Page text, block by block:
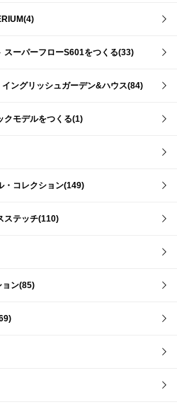
スーパーフローS601をつくる(33)
ングリッシュガーデン&ハウス(84)
クモデルをつくる(1)
・コレクション(149)
ステッチ(110)
ョン(85)